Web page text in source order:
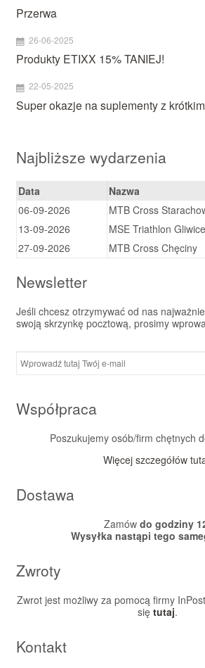
Przerwa
26-06-2025
Produkty ETIXX 15% TANIEJ!
22-05-2025
Super okazje na suplementy z
Najbliższe wydarzenia
Data
Nazwa
06-09-2026
MTB Cross
13-09-2026
MSE Triathlon Gliwice
27-09-2026
MTB Cross Chęciny
Newsletter
Jeśli chcesz otrzymywać od nas
swoją skrzynkę pocztową, prosimy
Współpraca
Poszukujemy osób/firm chętnych
Więcej szczegółów
Dostawa
Zamów do godziny
Wysyłka nastąpi tego
Zwroty
Zwrot jest możliwy za pomocą firmy
się tutaj.
Kontakt